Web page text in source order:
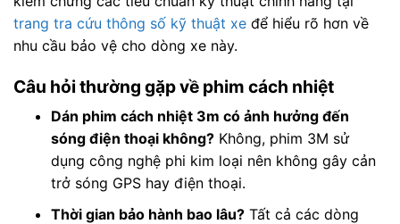
trang tra cứu thông số kỹ thuật xe để hiểu rõ hơn về
nhu cầu bảo vệ cho dòng xe này.
Câu hỏi thường gặp về phim cách nhiệt
Dán phim cách nhiệt 3m có ảnh hưởng đến
sóng điện thoại không?Không, phim 3M sử
dụng công nghệ phi kim loại nên không gây cản
trở sóng GPS hay điện thoại.
Thời gian bảo hành bao lâu?Tất cả các dòng